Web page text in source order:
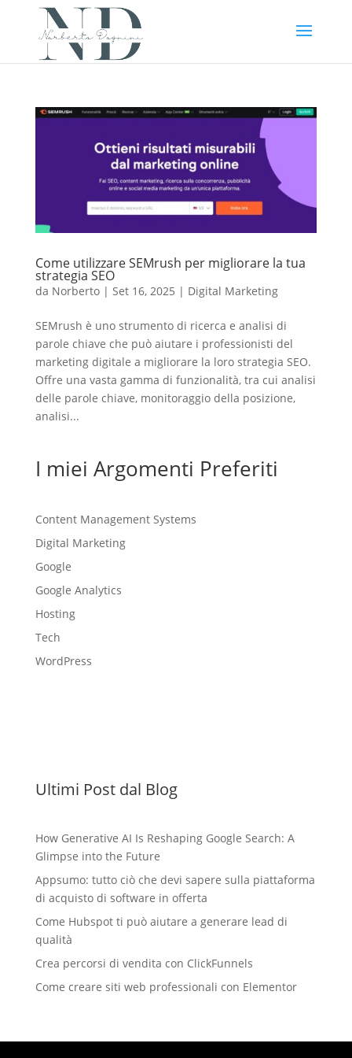
Come utilizzare SEMrush per migliorare la tua
strategia SEO
da Norberto| Set 16, 2025 | Digital Marketing
SEMrush è uno strumento di ricerca e analisi di
parole chiave che può aiutare i professionisti del
marketing digitale a migliorare la loro strategia SEO.
Offre una vasta gamma di funzionalità, tra cui analisi
delle parole chiave, monitoraggio della posizione,
analisi...
I miei Argomenti Preferiti
Content Management Systems
Digital Marketing
Google
Google Analytics
Hosting
Tech
WordPress
Ultimi Post dal Blog
How Generative AI Is Reshaping Google Search: A
Glimpse into the Future
Appsumo: tutto ciò che devi sapere sulla piattaforma
di acquisto di software in offerta
Come Hubspot ti può aiutare a generare lead di
qualità
Crea percorsi di vendita con ClickFunnels
Come creare siti web professionali con Elementor